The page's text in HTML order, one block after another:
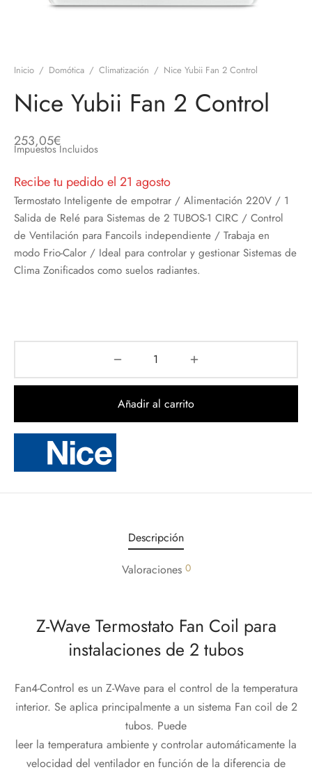
Inicio / Domótica / Climatización / Nice Yubii Fan 2 Control
Nice Yubii Fan 2 Control
253,05€
Impuestos Incluidos
Recibe tu pedido el 21 agosto
Termostato Inteligente de empotrar / Alimentación 220V / 1
Salida de Relé para Sistemas de 2 TUBOS-1 CIRC / Control
de Ventilación para Fancoils independiente / Trabaja en
modo Frio-Calor / Ideal para controlar y gestionar Sistemas de
Clima Zonificados como suelos radiantes.
Añadir al carrito
Descripción
Valoraciones 0
Z-Wave Termostato Fan Coil para
instalaciones de 2 tubos
Fan4-Control es un Z-Wave para el control de la temperatura
interior. Se aplica principalmente a un sistema Fan coil de 2
tubos. Puede
leer la temperatura ambiente y controlar automáticamente la
velocidad del ventilador en función de la diferencia de
Equipos de Sonido
en Informática